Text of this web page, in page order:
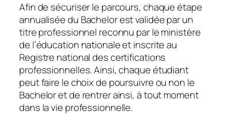
Afin de sécuriser le parcours, chaque étape
annualisée du Bachelor est validée par un
titre professionnel reconnu par le ministère
de l’éducation nationale et inscrite au
Registre national des certifications
professionnelles. Ainsi, chaque étudiant
peut faire le choix de poursuivre ou non le
Bachelor et de rentrer ainsi, à tout moment
dans la vie professionnelle.